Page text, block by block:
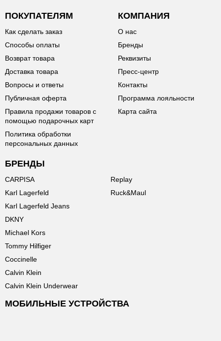
ПОКУПАТЕЛЯМ
Как сделать заказ
Способы оплаты
Возврат товара
Доставка товара
Вопросы и ответы
Публичная оферта
Правила продажи товаров с
помощью подарочных карт
Политика обработки
персональных данных
КОМПАНИЯ
О нас
Бренды
Реквизиты
Пресс-центр
Контакты
Программа лояльности
Карта сайта
БРЕНДЫ
CARPISA
Karl Lagerfeld
Karl Lagerfeld Jeans
DKNY
Michael Kors
Tommy Hilfiger
Coccinelle
Calvin Klein
Calvin Klein Underwear
Replay
Ruck&Maul
МОБИЛЬНЫЕ УСТРОЙСТВА